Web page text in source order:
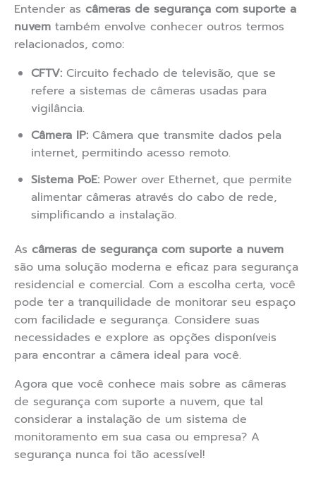
Entender as câmeras de segurança com suporte a
nuvem também envolve conhecer outros termos
relacionados, como:
CFTV: Circuito fechado de televisão, que se
refere a sistemas de câmeras usadas para
vigilância.
Câmera IP: Câmera que transmite dados pela
internet, permitindo acesso remoto.
Sistema PoE: Power over Ethernet, que permite
alimentar câmeras através do cabo de rede,
simplificando a instalação.
As câmeras de segurança com suporte a nuvem
são uma solução moderna e eficaz para segurança
residencial e comercial. Com a escolha certa, você
pode ter a tranquilidade de monitorar seu espaço
com facilidade e segurança. Considere suas
necessidades e explore as opções disponíveis
para encontrar a câmera ideal para você.
Agora que você conhece mais sobre as câmeras
de segurança com suporte a nuvem, que tal
considerar a instalação de um sistema de
monitoramento em sua casa ou empresa? A
segurança nunca foi tão acessível!